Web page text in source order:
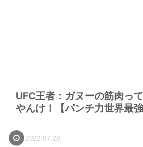
UFC王者：ガヌーの筋肉っ
やんけ！【パンチ力世界最強
2022.07.28